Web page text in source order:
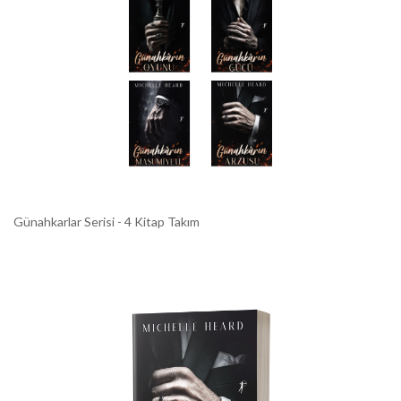
Günahkarlar Serisi - 4 Kitap Takım